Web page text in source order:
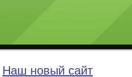
Наш новый сайт